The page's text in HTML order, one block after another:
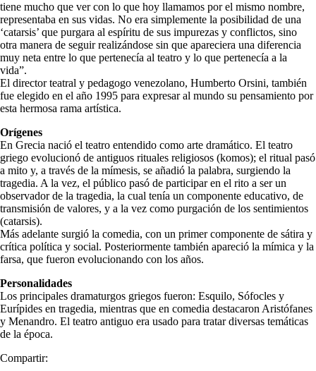
tiene mucho que ver con lo que hoy llamamos por el mismo nombre,
representaba en sus vidas. No era simplemente la posibilidad de una
‘catarsis’ que purgara al espíritu de sus impurezas y conflictos, sino
otra manera de seguir realizándose sin que apareciera una diferencia
muy neta entre lo que pertenecía al teatro y lo que pertenecía a la
vida”.
El director teatral y pedagogo venezolano, Humberto Orsini, también
fue elegido en el año 1995 para expresar al mundo su pensamiento por
esta hermosa rama artística.
Orígenes
En Grecia nació el teatro entendido como arte dramático. El teatro
griego evolucionó de antiguos rituales religiosos (komos); el ritual pasó
a mito y, a través de la mímesis, se añadió la palabra, surgiendo la
tragedia. A la vez, el público pasó de participar en el rito a ser un
observador de la tragedia, la cual tenía un componente educativo, de
transmisión de valores, y a la vez como purgación de los sentimientos
(catarsis).
Más adelante surgió la comedia, con un primer componente de sátira y
crítica política y social. Posteriormente también apareció la mímica y la
farsa, que fueron evolucionando con los años.
Personalidades
Los principales dramaturgos griegos fueron: Esquilo, Sófocles y
Eurípides en tragedia, mientras que en comedia destacaron Aristófanes
y Menandro. El teatro antiguo era usado para tratar diversas temáticas
de la época.
Compartir: